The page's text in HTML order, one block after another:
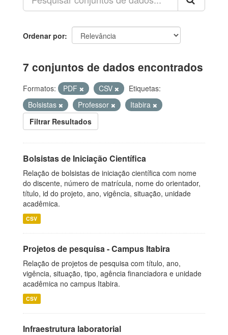
Ordenar por
7 conjuntos de dados encontrados
Formatos: PDF CSV
Etiquetas:
Bolsistas
Professor
Itabira
Filtrar Resultados
Bolsistas de Iniciação Científica
Relação de bolsistas de iniciação científica com nome
do discente, número de matrícula, nome do orientador,
título, id do projeto, ano, vigência, situação, unidade
acadêmica.
CSV
Projetos de pesquisa - Campus Itabira
Relação de projetos de pesquisa com título, ano,
vigência, situação, tipo, agência financiadora e unidade
acadêmica no campus Itabira.
CSV
Infraestrutura laboratorial